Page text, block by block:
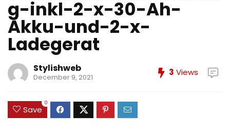
g-inkl-2-x-30-Ah-
Akku-und-2-x-
Ladegerat
Stylishweb
December 9, 2021 3 Views
Save
0